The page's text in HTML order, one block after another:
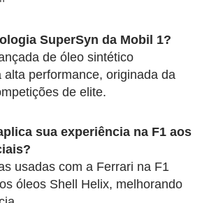
SuperSyn da Mobil 1?
de óleo sintético
performance, originada da
de elite.
sua experiência na F1 aos
usadas com a Ferrari na F1
óleos Shell Helix, melhorando